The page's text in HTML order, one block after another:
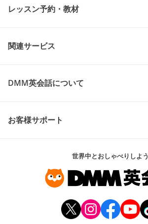
レッスン予約・教材
関連サービス
DMM英会話について
お客様サポート
世界中とおしゃべりしよう